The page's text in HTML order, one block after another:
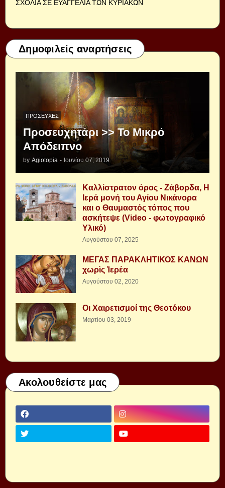
ΣΧΟΛΙΑ ΣΕ ΕΥΑΓΓΕΛΙΑ ΤΩΝ ΚΥΡΙΑΚΩΝ
Δημοφιλείς αναρτήσεις
ΠΡΟΣΕΥΧΈΣ
Προσευχητάρι >> Το Μικρό
Απόδειπνο
by Agiotopia - Ιουνίου 07, 2019
Καλλίστρατον όρος - Ζάβορδα, Η
Ιερά μονή του Αγίου Νικάνορα
και ο Θαυμαστός τόπος που
ασκήτεψε (Video - φωτογραφικό
Υλικό)
Αυγούστου 07, 2025
ΜΕΓΑΣ ΠΑΡΑΚΛΗΤΙΚΟΣ ΚΑΝΩΝ
χωρὶς Ἱερέα
Αυγούστου 02, 2020
Οι Χαιρετισμοί της Θεοτόκου
Μαρτίου 03, 2019
Ακολουθείστε μας